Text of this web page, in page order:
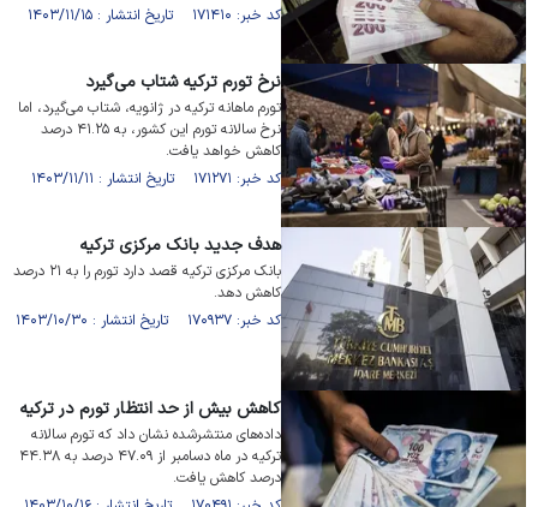
کد خبر: ۱۷۱۴۱۰ تاریخ انتشار : ۱۴۰۳/۱۱/۱۵
نرخ تورم ترکیه شتاب می‌گیرد
تورم ماهانه ترکیه در ژانویه، شتاب می‌گیرد، اما
نرخ سالانه تورم این کشور، به ۴۱.۲۵ درصد
کاهش خواهد یافت.
کد خبر: ۱۷۱۲۷۱ تاریخ انتشار : ۱۴۰۳/۱۱/۱۱
هدف جدید بانک مرکزی ترکیه
بانک مرکزی ترکیه قصد دارد تورم را به ۲۱ درصد
کاهش دهد.
کد خبر: ۱۷۰۹۳۷ تاریخ انتشار : ۱۴۰۳/۱۰/۳۰
کاهش بیش از حد انتظار تورم در ترکیه
داده‌های منتشرشده نشان داد که تورم سالانه
ترکیه در ماه دسامبر از ۴۷.۰۹ درصد به ۴۴.۳۸
درصد کاهش یافت.